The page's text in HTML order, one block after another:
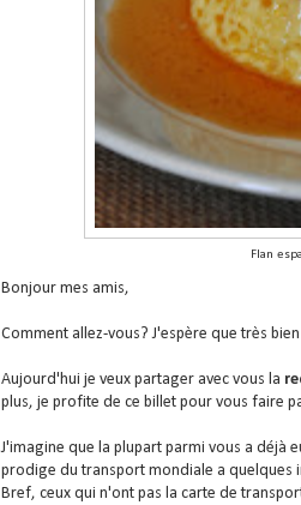
Flan
Bonjour mes amis,
Comment allez-vous? J'espère que très
Aujourd'hui je veux partager avec vous la
plus, je profite de ce billet pour vous faire
J'imagine que la plupart parmi vous a déjà
prodige du transport mondiale a quelques
Bref, ceux qui n'ont pas la carte de